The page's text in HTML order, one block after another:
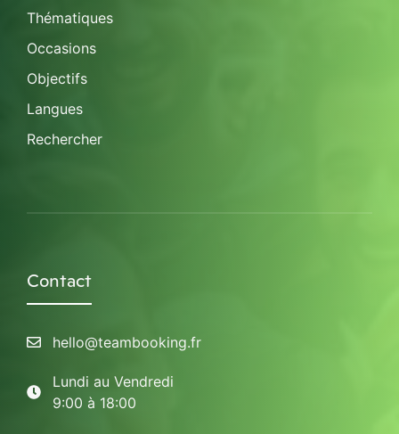
Thématiques
Occasions
Objectifs
Langues
Rechercher
Contact
hello@teambooking.fr
Lundi au Vendredi
9:00 à 18:00